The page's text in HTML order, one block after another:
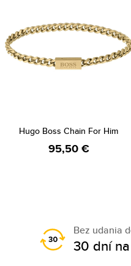
Hugo Boss Chain For Him
95,50 €
Bez udania
30 dní